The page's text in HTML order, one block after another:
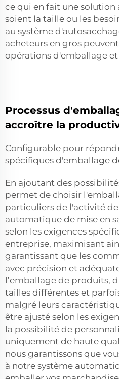
ce qui en fait une
soient la taille ou les
au système
acheteurs en gros
opérations d'emballage
Processus
accroître la
Configurable pour
spécifiques d'emballage
En ajoutant des
permet de choisir
particuliers de l'activité
automatique de mise en
selon les exigences
entreprise, maximisant
garantissant que les
avec précision et
l’emballage de produits,
tailles différentes et
malgré leurs
être ajusté selon les
la possibilité de
uniquement de haute
nous garantissons que
à notre système